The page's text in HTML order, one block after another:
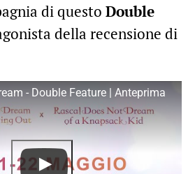
di questo Double
della recensione di
- Double Feature | Anteprima